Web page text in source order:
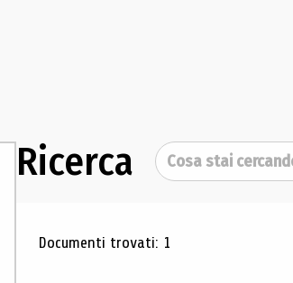
Ricerca Cerca
Risultati di ricerca
Documenti trovati: 1